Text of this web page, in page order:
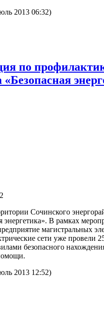
2013 06:32)
по
Сочинского
энергетика». В рамках
магистральных
сети уже провели
безопасного
2013 12:52)